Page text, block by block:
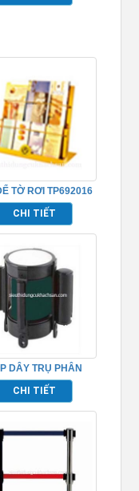
TỜ RƠI TP692016
CHI TIẾT
DÂY TRỤ PHÂN
-TP692040
CHI TIẾT